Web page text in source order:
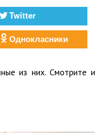
Twitter
Однокласники
из них. Смотрите и